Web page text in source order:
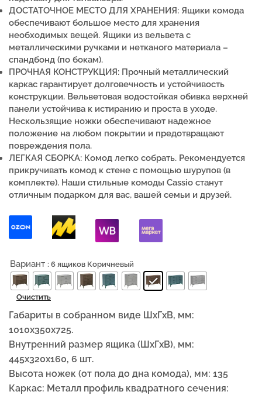
ДОСТАТОЧНОЕ МЕСТО ДЛЯ ХРАНЕНИЯ: Ящики комода
обеспечивают большое место для хранения
необходимых вещей. Ящики из вельвета с
металлическими ручками и нетканого материала –
спандбонд (по бокам).
ПРОЧНАЯ КОНСТРУКЦИЯ: Прочный металлический
каркас гарантирует долговечность и устойчивость
конструкции. Вельветовая водостойкая обивка верхней
панели устойчива к истиранию и проста в уходе.
Нескользящие ножки обеспечивают надежное
положение на любом покрытии и предотвращают
повреждения пола.
ЛЕГКАЯ СБОРКА: Комод легко собрать. Рекомендуется
прикручивать комод к стене с помощью шурупов (в
комплекте). Наши стильные комоды Cassio станут
отличным подарком для вас, вашей семьи и друзей.
Вариант : 6 ящиков Коричневый
Очистить
Габариты в собранном виде ШхГхВ, мм:
1010х350х725.
Внутренний размер ящика (ШxГxВ), мм:
445х320х160, 6 шт.
Высота ножек (от пола до дна комода), мм: 135
Каркас: Металл профиль квадратного сечения: